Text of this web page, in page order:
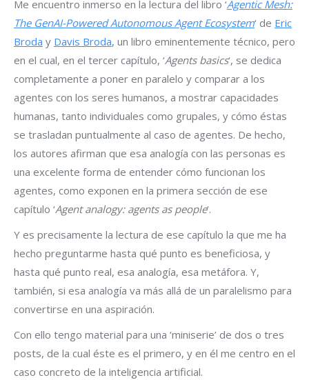
Me encuentro inmerso en la lectura del libro ‘Agentic Mesh:
The GenAI-Powered Autonomous Agent Ecosystem‘ de Eric
Broda y Davis Broda, un libro eminentemente técnico, pero
en el cual, en el tercer capítulo, ‘Agents basics‘, se dedica
completamente a poner en paralelo y comparar a los
agentes con los seres humanos, a mostrar capacidades
humanas, tanto individuales como grupales, y cómo éstas
se trasladan puntualmente al caso de agentes. De hecho,
los autores afirman que esa analogía con las personas es
una excelente forma de entender cómo funcionan los
agentes, como exponen en la primera sección de ese
capítulo ‘Agent analogy: agents as people‘.
Y es precisamente la lectura de ese capítulo la que me ha
hecho preguntarme hasta qué punto es beneficiosa, y
hasta qué punto real, esa analogía, esa metáfora. Y,
también, si esa analogía va más allá de un paralelismo para
convertirse en una aspiración.
Con ello tengo material para una ‘miniserie’ de dos o tres
posts, de la cual éste es el primero, y en él me centro en el
caso concreto de la inteligencia artificial.